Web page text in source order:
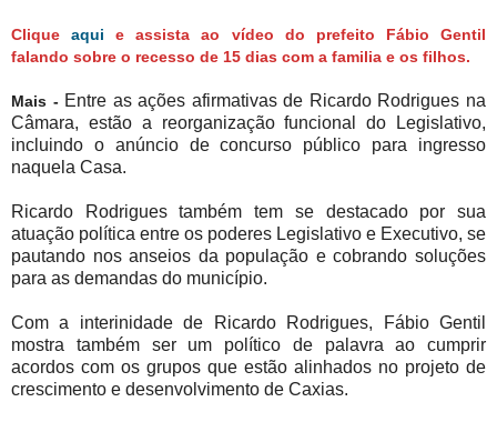
Cliqueaqui e assista ao vídeo do prefeito Fábio Gentil
falando sobre o recesso de 15 dias com a familia e os filhos.
Mais - Entre as ações afirmativas de Ricardo Rodrigues na
Câmara, estão a reorganização funcional do Legislativo,
incluindo o anúncio de concurso público para ingresso
naquela Casa.
Ricardo Rodrigues também tem se destacado por sua
atuação política entre os poderes Legislativo e Executivo, se
pautando nos anseios da população e cobrando soluções
para as demandas do município.
Com a interinidade de Ricardo Rodrigues, Fábio Gentil
mostra também ser um político de palavra ao cumprir
acordos com os grupos que estão alinhados no projeto de
crescimento e desenvolvimento de Caxias.